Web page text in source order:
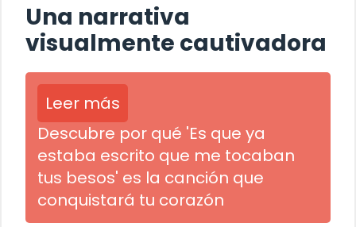
Una narrativa
visualmente cautivadora
Leer más
Descubre por qué 'Es que ya
estaba escrito que me tocaban
tus besos' es la canción que
conquistará tu corazón